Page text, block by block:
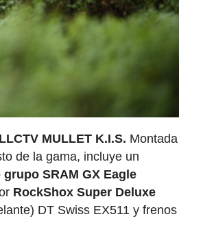
MULLET K.I.S. Montada
de la gama, incluye un
grupo SRAM GX Eagle
RockShox Super Deluxe
DT Swiss EX511 y frenos